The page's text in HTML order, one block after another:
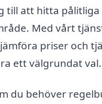
till att hitta
Med vårt
priser och
ett välgrundat val.
du behöver